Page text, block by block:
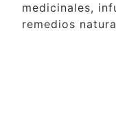
medicinales,
remedios